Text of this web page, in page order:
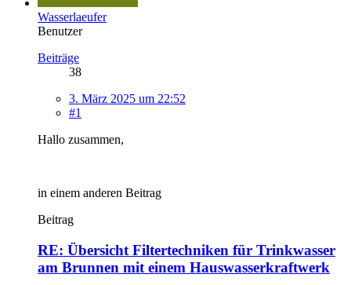
Wasserlaeufer
Benutzer
Beiträge
38
3. März 2025 um 22:52
#1
Hallo zusammen,
in einem anderen Beitrag
Beitrag
RE: Übersicht Filtertechniken für Trinkwasser
am Brunnen mit einem Hauswasserkraftwerk